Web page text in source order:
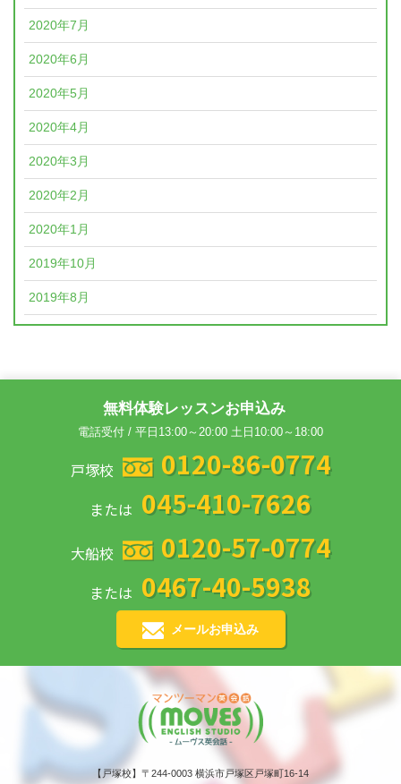
2020年7月
2020年6月
2020年5月
2020年4月
2020年3月
2020年2月
2020年1月
2019年10月
2019年8月
無料体験レッスンお申込み
電話受付 / 平日13:00～20:00 土日10:00～18:00
戸塚校 0120-86-0774
または 045-410-7626
大船校 0120-57-0774
または 0467-40-5938
メールお申込み
【戸塚校】〒244-0003 横浜市戸塚区戸塚町16-14